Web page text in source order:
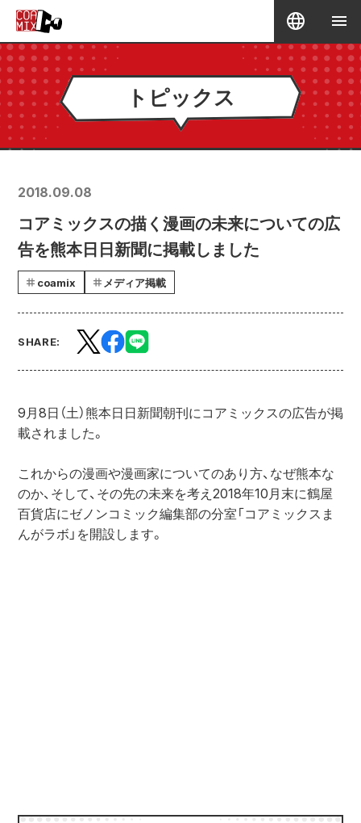
トピックス
2018.09.08
コアミックスの描く漫画の未来についての広
告を熊本日日新聞に掲載しました
coamix メディア掲載
SHARE:
9月8日（土）熊本日日新聞朝刊にコアミックスの広告が掲
載されました。
これからの漫画や漫画家についてのあり方、なぜ熊本な
のか、そして、その先の未来を考え2018年10月末に鶴屋
百貨店にゼノンコミック編集部の分室「コアミックスま
んがラボ」を開設します。